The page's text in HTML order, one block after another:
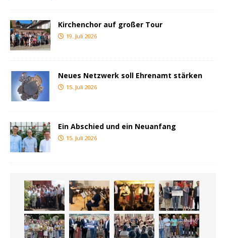
Kirchenchor auf großer Tour
19. Juli 2026
Neues Netzwerk soll Ehrenamt stärken
15. Juli 2026
Ein Abschied und ein Neuanfang
15. Juli 2026